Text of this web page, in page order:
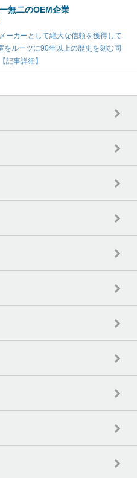
無二のOEM企業
ーカーとして絶大な信頼を獲得して
をルーツに90年以上の歴史を刻む同
記事詳細】